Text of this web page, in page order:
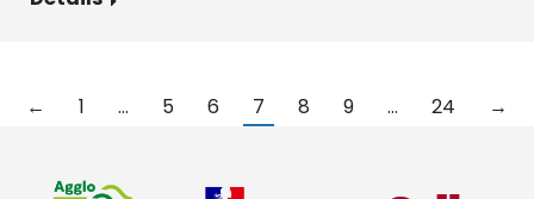
← 1 … 5 6 7 8 9 … 24 →